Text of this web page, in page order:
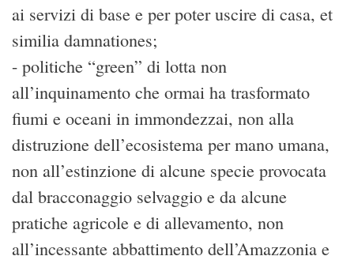
ai servizi di base e per poter uscire di casa, et
similia damnationes;
- politiche “green” di lotta non
all’inquinamento che ormai ha trasformato
fiumi e oceani in immondezzai, non alla
distruzione dell’ecosistema per mano umana,
non all’estinzione di alcune specie provocata
dal bracconaggio selvaggio e da alcune
pratiche agricole e di allevamento, non
all’incessante abbattimento dell’Amazzonia e